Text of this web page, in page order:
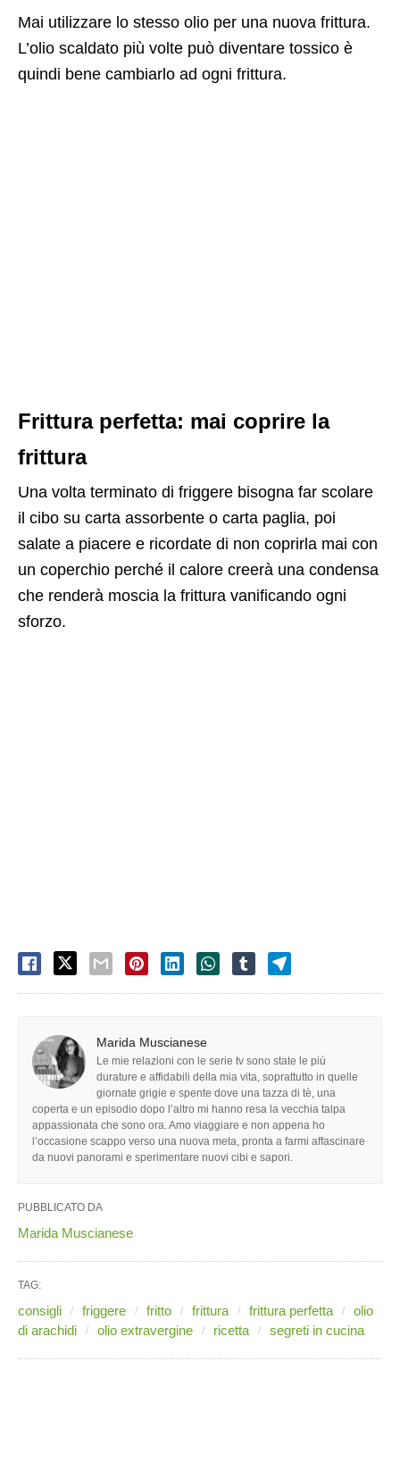
Mai utilizzare lo stesso olio per una nuova frittura.
L’olio scaldato più volte può diventare tossico è
quindi bene cambiarlo ad ogni frittura.
Frittura perfetta: mai coprire la
frittura
Una volta terminato di friggere bisogna far scolare
il cibo su carta assorbente o carta paglia, poi
salate a piacere e ricordate di non coprirla mai con
un coperchio perché il calore creerà una condensa
che renderà moscia la frittura vanificando ogni
sforzo.
Marida Muscianese
Le mie relazioni con le serie tv sono state le più
durature e affidabili della mia vita, soprattutto in quelle
giornate grigie e spente dove una tazza di tè, una
coperta e un episodio dopo l’altro mi hanno resa la vecchia talpa
appassionata che sono ora. Amo viaggiare e non appena ho
l’occasione scappo verso una nuova meta, pronta a farmi affascinare
da nuovi panorami e sperimentare nuovi cibi e sapori.
PUBBLICATO DA
Marida Muscianese
TAG:
consigli friggere fritto frittura frittura perfetta
olio
di arachidi
olio extravergine ricetta segreti in cucina